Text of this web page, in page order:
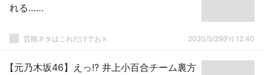
れる……
芸能ネタはこれだけでおｋ 2020/5/29(Fr) 12:40
【元乃木坂46】えっ!? 井上小百合チーム裏方